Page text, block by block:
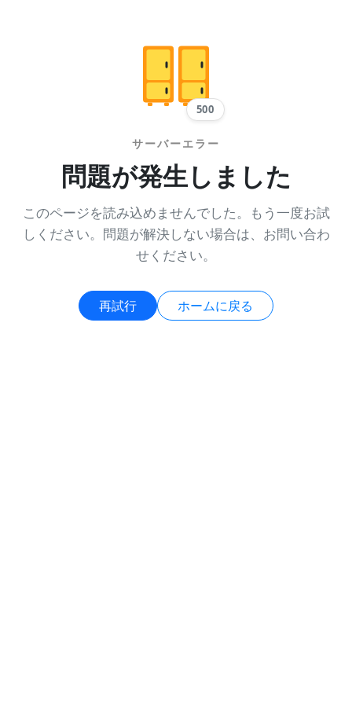
500
サーバーエラー
問題が発生しました
このページを読み込めませんでした。もう一度お試
しください。問題が解決しない場合は、お問い合わ
せください。
再試行 ホームに戻る